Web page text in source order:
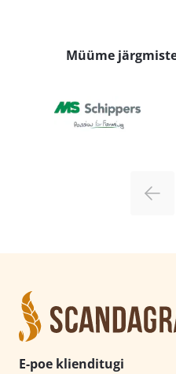
Müüme
E-poe klienditugi